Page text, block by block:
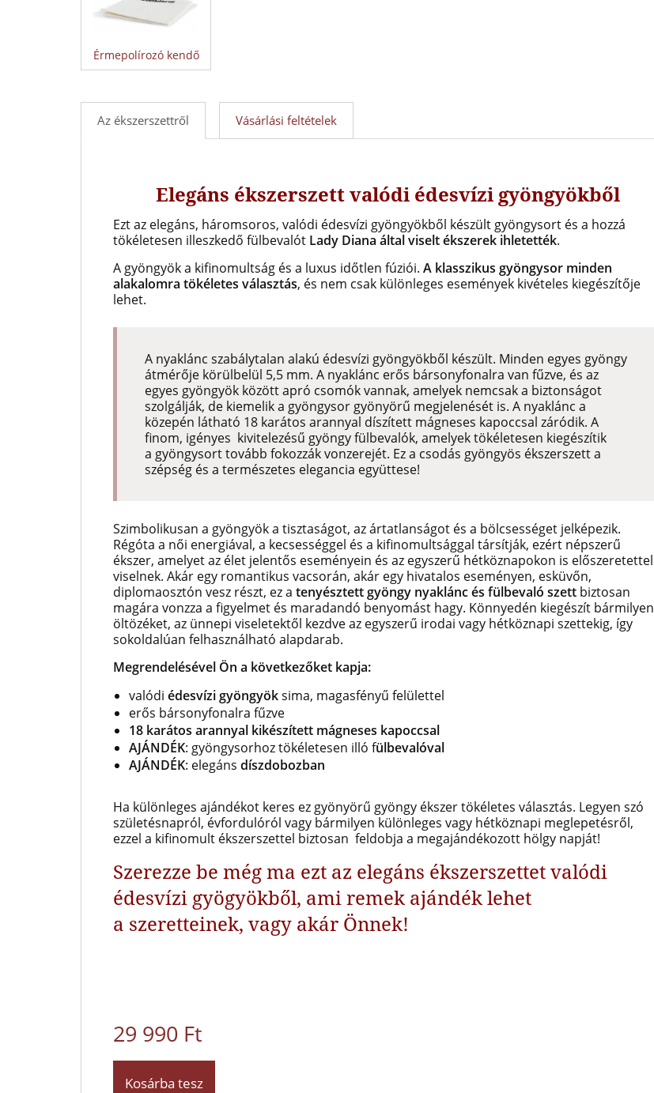
Érmepolírozó kendő
Az ékszerszettről Vásárlási feltételek
Elegáns ékszerszett valódi édesvízi gyöngyökből
Ezt az elegáns, háromsoros, valódi édesvízi gyöngyökből készült gyöngysort és a hozzá
tökéletesen illeszkedő fülbevalót Lady Diana által viselt ékszerek ihletették.
A gyöngyöka kifinomultság és a luxus időtlen fúziói. A klasszikus gyöngysor minden
alakalomra tökéletes választás, és nem csak különleges események kivételes kiegészítője
lehet.
A nyaklánc szabálytalan alakú édesvízi gyöngyökből készült. Minden egyes gyöngy
átmérője körülbelül 5,5 mm. A nyaklánc erős bársonyfonalra van fűzve, és az
egyes gyöngyök között apró csomók vannak, amelyek nemcsak a biztonságot
szolgálják, de kiemelik a gyöngysor gyönyörű megjelenését is. A nyaklánc a
közepén látható 18 karátos arannyal díszített mágneses kapoccsal záródik. A
finom, igényes kivitelezésű gyöngy fülbevalók, amelyektökéletesen kiegészítik
a gyöngysort tovább fokozzák vonzerejét. Ez a csodás gyöngyös ékszerszett a
szépség és a természetes elegancia együttese!
Szimbolikusan a gyöngyök a tisztaságot, az ártatlanságot és a bölcsességet jelképezik.
Régóta a női energiával, a kecsességgel és a kifinomultsággal társítják, ezért népszerű
ékszer, amelyet az élet jelentős eseményein és az egyszerű hétköznapokon is előszeretettel
viselnek. Akár egy romantikus vacsorán, akár egy hivatalos eseményen, esküvőn,
diplomaosztón vesz részt, ez a tenyésztett gyöngy nyaklánc és fülbevaló szett biztosan
magára vonzza a figyelmet és maradandó benyomást hagy. Könnyedén kiegészít bármilyen
öltözéket, az ünnepi viseletektől kezdve az egyszerű irodai vagy hétköznapi szettekig, így
sokoldalúan felhasználható alapdarab.
Megrendelésével Ön a következőket kapja:
valódi édesvízi gyöngyöksima, magasfényű felülettel
erős bársonyfonalra fűzve
18 karátos arannyal kikészített mágneses kapoccsal
AJÁNDÉK: gyöngysorhoz tökéletesen illó fülbevalóval
AJÁNDÉK: elegáns díszdobozban
Ha különleges ajándékot keres ez gyönyörű gyöngy ékszer tökéletes választás. Legyen szó
születésnapról, évfordulóról vagy bármilyen különleges vagy hétköznapi meglepetésről,
ezzel a kifinomult ékszerszettel biztosan feldobja a megajándékozott hölgy napját!
Szerezze be még ma ezt az elegáns ékszerszettet valódi
édesvízi gyögyökből, ami remek ajándék lehet
a szeretteinek, vagy akár Önnek!
29 990 Ft
Kosárba tesz